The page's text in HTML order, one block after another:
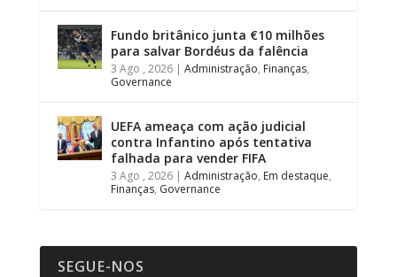
Fundo britânico junta €10 milhões
para salvar Bordéus da falência
3 Ago , 2026| Administração, Finanças,
Governance
UEFA ameaça com ação judicial
contra Infantino após tentativa
falhada para vender FIFA
3 Ago , 2026| Administração, Em destaque,
Finanças, Governance
SEGUE-NOS